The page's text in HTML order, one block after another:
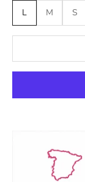
L M S